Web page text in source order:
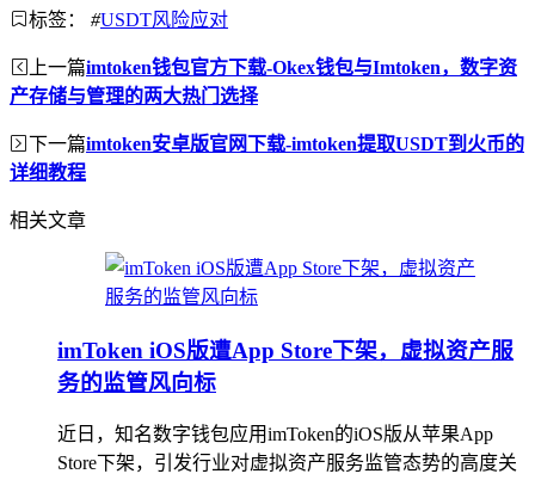
标签： #USDT风险应对
上一篇imtoken钱包官方下载-Okex钱包与Imtoken，数字资
产存储与管理的两大热门选择
下一篇imtoken安卓版官网下载-imtoken提取USDT到火币的
详细教程
相关文章
imToken iOS版遭App Store下架，虚拟资产服
务的监管风向标
近日，知名数字钱包应用imToken的iOS版从苹果App
Store下架，引发行业对虚拟资产服务监管态势的高度关